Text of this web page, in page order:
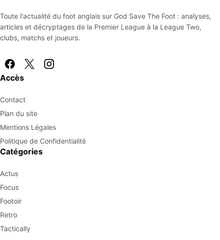
Toute l'actualité du foot anglais sur God Save The Foot : analyses,
articles et décryptages de la Premier League à la League Two,
clubs, matchs et joueurs.
Accès
Contact
Plan du site
Mentions Légales
Politique de Confidentialité
Catégories
Actus
Focus
Footoir
Retro
Tactically